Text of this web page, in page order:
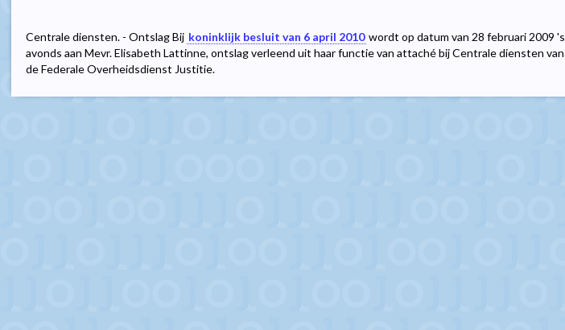
Centrale diensten. - Ontslag Bij koninklijk besluit van 6 april 2010 wordt op datum van 28 februari 2009 's
avonds aan Mevr. Elisabeth Lattinne, ontslag verleend uit haar functie van attaché bij Centrale diensten van
de Federale Overheidsdienst Justitie.